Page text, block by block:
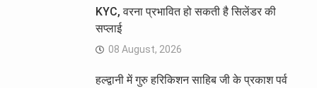
KYC, वरना प्रभावित हो सकती है सिलेंडर की
सप्लाई
08 August, 2026
हल्द्वानी में गुरु हरिकिशन साहिब जी के प्रकाश पर्व